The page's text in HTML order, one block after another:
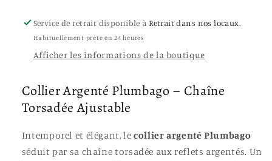
Plumbago Plumbago
Service de retrait disponible àRetrait dans nos locaux.
Habituellement prête en 24 heures
Afficher les informations de la boutique
Collier Argenté Plumbago – Chaîne
Torsadée Ajustable
Intemporel et élégant, lecollier argenté Plumbago
séduit par sa chaîne torsadée aux reflets argentés. Un